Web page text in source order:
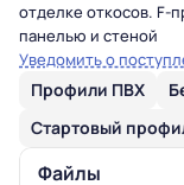
отделке откосов. F-
панелью и стеной
Уведомить о
Профили ПВХ
Стартовый
Файлы